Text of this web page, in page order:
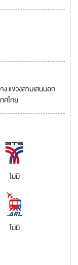
แขวงสามเสนนอก
ศไทย
ไม่มี
ไม่มี